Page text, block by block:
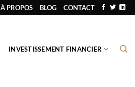
À PROPOS BLOG CONTACT
INVESTISSEMENT FINANCIER